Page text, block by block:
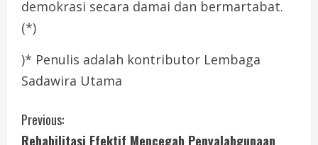
demokrasi secara damai dan bermartabat.
(*)
)* Penulis adalah kontributor Lembaga
Sadawira Utama
C
Previous:
Rehabilitasi Efektif Mencegah Penyalahgunaan